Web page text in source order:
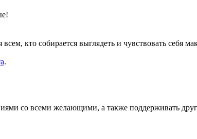
кто собирается выглядеть и чувствовать
.
со всеми желающими, а также поддерживать